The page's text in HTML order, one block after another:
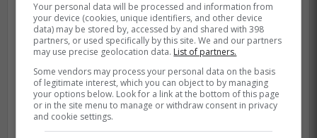
Your personal data will be processed and information from
your device (cookies, unique identifiers, and other device
data) may be stored by, accessed by and shared with 398
partners, or used specifically by this site. We and our partners
may use precise geolocation data. List of partners.
Some vendors may process your personal data on the basis
of legitimate interest, which you can object to by managing
your options below. Look for a link at the bottom of this page
or in the site menu to manage or withdraw consent in privacy
and cookie settings.